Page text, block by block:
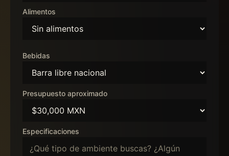
Alimentos
Bebidas
Presupuesto aproximado
Especificaciones